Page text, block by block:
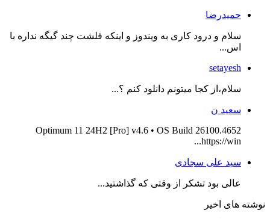
حمیدرضا
سلام و درود کاری به ویندوز و اینکه فلشت چند گیگه نداره با
اس...
setayesh
سلام،از کجا میتونم دانلود کنم ؟...
سعید ن
Optimum 11 24H2 [Pro] v4.6 • OS Build 26100.4652
https://win...
سید علی سجادی
عالی بود تشکر از وقتی که گذاشتید...
نوشته های اخیر